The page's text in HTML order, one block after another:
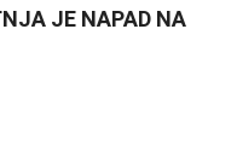
JE NAPAD NA